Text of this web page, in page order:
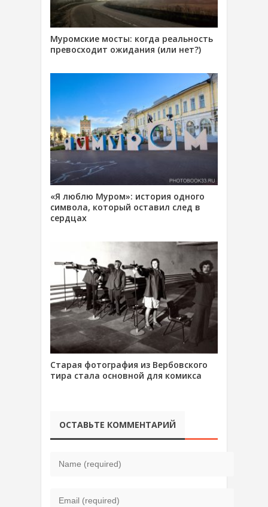
Муромские мосты: когда реальность
превосходит ожидания (или нет?)
«Я люблю Муром»: история одного
символа, который оставил след в
сердцах
Старая фотография из Вербовского
тира стала основной для комикса
ОСТАВЬТЕ КОММЕНТАРИЙ